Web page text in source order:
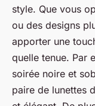
style. Que vous
ou des designs
apporter une
quelle tenue. Par
soirée noire et
paire de lunettes